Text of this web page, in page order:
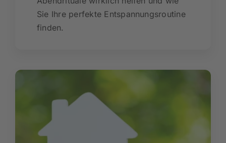
Sie Ihre perfekte Entspannungsroutine
finden.